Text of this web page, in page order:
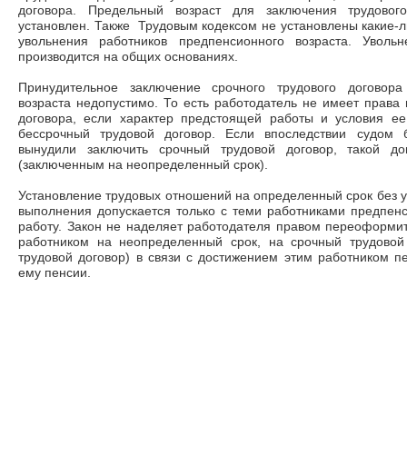
договора. Предельный возраст для заключения
установлен. Также Трудовым кодексом не установлены
увольнения работников предпенсионного возраста.
производится на общих основаниях.
Принудительное заключение срочного трудового
возраста недопустимо. То есть работодатель не имеет права
договора, если характер предстоящей работы и условия
бессрочный трудовой договор. Если впоследствии судом
вынудили заключить срочный трудовой договор, такой
(заключенным на неопределенный срок).
Установление трудовых отношений на определенный срок без
выполнения допускается только с теми работниками
работу. Закон не наделяет работодателя правом
работником на неопределенный срок, на срочный
трудовой договор) в связи с достижением этим работником
ему пенсии.